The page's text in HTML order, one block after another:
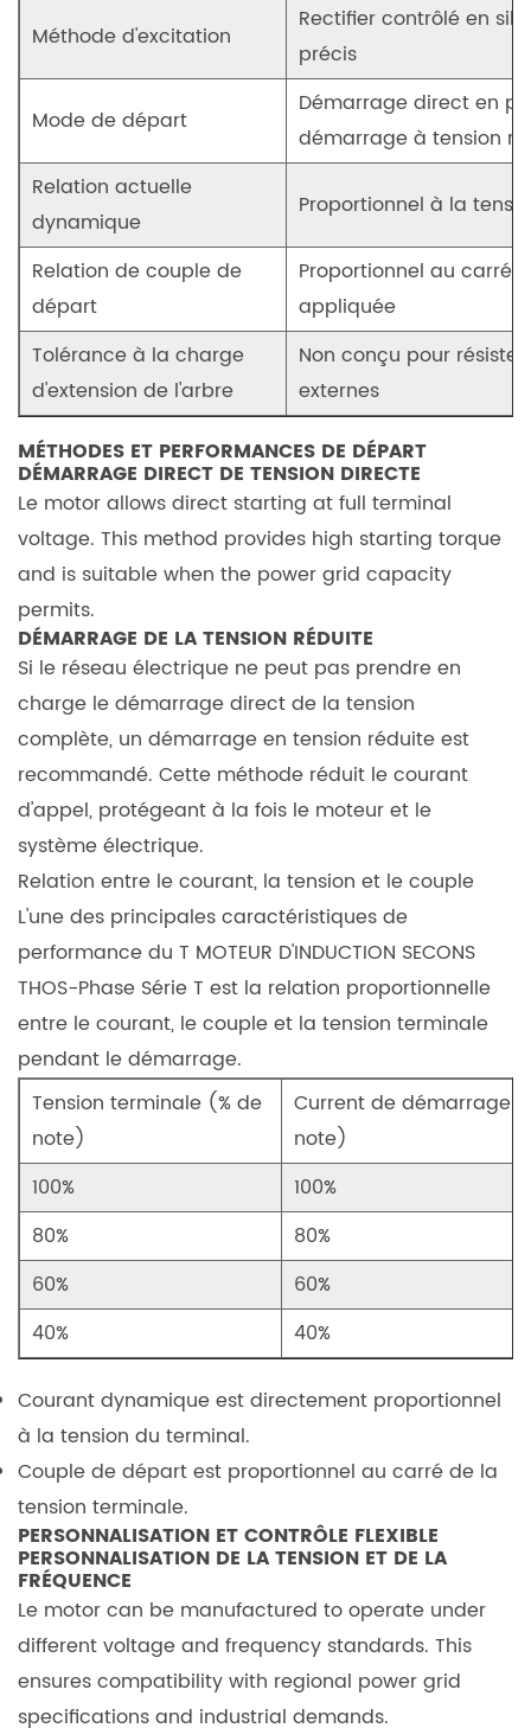
courant,
la
tension
le
couple
4
Personnalisation
et
contrôle
flexible
4.1
de
la
tension
et
de
la
fréquence
4.2
Direction
de
rotation
réversible
4.3
Adaptabilité
aux
conditions
de
puissance
5
Scénarios
et
avantages
d'application
5.1
Scénarios
d'application
5.2
Résumé
des
avantages
6
Conclusion
7
Questions
fréquemment
posées
(FAQ)
7.1
1.
Quelles
Méthode d'excitation
Rectifier contrôlé en
précis
Mode de départ
Démarrage direct en
démarrage à tension
Relation actuelle
dynamique
Proportionnel à la
Relation de couple de
départ
Proportionnel au carré
appliquée
Tolérance à la charge
d'extension de l'arbre
Non conçu pour
externes
MÉTHODES ET PERFORMANCES DE DÉPART
DÉMARRAGE DIRECT DE TENSION DIRECTE
Le motor allows direct starting at full terminal
voltage. This method provides high starting torque
and is suitable when the power grid capacity
permits.
DÉMARRAGE DE LA TENSION RÉDUITE
Si le réseau électrique ne peut pas prendre en
charge le démarrage direct de la tension
complète, un démarrage en tension réduite est
recommandé. Cette méthode réduit le courant
d'appel, protégeant à la fois le moteur et le
système électrique.
Relation entre le courant, la tension et le couple
L'une des principales caractéristiques de
performance du T MOTEUR D'INDUCTION SECONS
THOS-Phase Série T est la relation proportionnelle
entre le courant, le couple et la tension terminale
pendant le démarrage.
Tension terminale (% de
note)
Current de démarrage
note)
100%
100%
80%
80%
60%
60%
40%
40%
Courant dynamiqueest directement proportionnel
à la tension du terminal.
Couple de départest proportionnel au carré de la
tension terminale.
PERSONNALISATION ET CONTRÔLE FLEXIBLE
PERSONNALISATION DE LA TENSION ET DE LA
FRÉQUENCE
Le motor can be manufactured to operate under
different voltage and frequency standards. This
ensures compatibility with regional power grid
specifications and industrial demands.